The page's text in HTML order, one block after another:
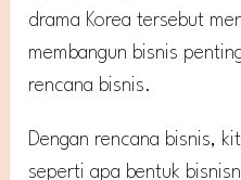
drama Korea tersebut
membangun bisnis
rencana bisnis.
Dengan rencana bisnis,
seperti apa bentuk